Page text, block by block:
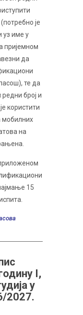
је
уз име у
пријемном
да
те да
број и
користити
мобилних
на
15
I,
у
2027.